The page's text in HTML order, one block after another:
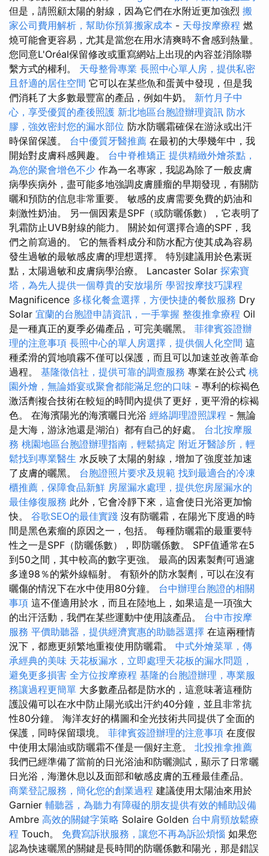
但是，請照顧太陽的射線，因為它們在水附近更加強烈 搬
家公司費用解析，幫助你預算搬家成本 - 天母按摩療程 燃
燒可能會更容易，尤其是當您在用水清爽時不會感到熱量。
您同意L'Oréal保留修改或重寫網站上出現的內容並消除聯
繫方式的權利。 天母整骨專業 長照中心單人房，提供私密
且舒適的居住空間 它可以在某些魚和蛋黃中發現，但是我
們消耗了大多數最豐富的產品，例如牛奶。 新竹月子中
心，享受優質的產後照護 新北地區台胞證辦理資訊 防水
膠，強效密封您的漏水部位 防水防曬霜確保在游泳或出汗
時保留保護。 台中優質牙醫推薦 在最初的大學幾年中，我
開始對皮膚科感興趣。 台中脊椎矯正 提供精緻外燴茶點，
為您的聚會增色不少 作為一名專家，我認為除了一般皮膚
病學疾病外，盡可能多地強調皮膚腫瘤的早期發現，有關防
曬和預防的信息非常重要。 敏感的皮膚需要免費的奶油和
刺激性奶油。 另一個因素是SPF（或防曬係數），它表明了
乳霜防止UVB射線的能力。 關於如何選擇合適的SPF，我
們之前寫過的。 它的無香料成分和防水配方使其成為容易
發生過敏的最敏感皮膚的理想選擇。 特別建議用於色素斑
點，太陽過敏和皮膚病學治療。 Lancaster Solar 探索寶
塔，為先人提供一個尊貴的安放場所 學習按摩技巧課程
Magnificence 多樣化餐盒選擇，方便快捷的餐飲服務 Dry
Solar 宜蘭的台胞證申請資訊，一手掌握 整復推拿療程 Oil
是一種真正的夏季必備產品，可完美曬黑。 菲律賓簽證辦
理的注意事項 長照中心的單人房選擇，提供個人化空間 這
種柔滑的質地噴霧不僅可以保護，而且可以加速並改善革命
過程。 基隆徵信社，提供可靠的調查服務 專業在於公式 桃
園外燴，無論婚宴或聚會都能滿足您的口味 - 專利的棕褐色
激活劑複合技術在較短的時間內提供了更好，更平滑的棕褐
色。 在海濱陽光的海濱曬日光浴 經絡調理證照課程 - 無論
是大海，游泳池還是湖泊）都有自己的好處。 台北按摩服
務 桃園地區台胞證辦理指南，輕鬆搞定 附近牙醫診所，輕
鬆找到專業醫生 水反映了太陽的射線，增加了強度並加速
了皮膚的曬黑。 台胞證照片要求及規範 找到最適合的冷凍
櫃推薦，保障食品新鮮 房屋漏水處理，提供您房屋漏水的
最佳修復服務 此外，它會冷靜下來，這會使日光浴更加愉
快。 谷歌SEO的最佳實踐 沒有防曬霜，在陽光下度過的時
間是黑色素瘤的原因之一，包括。 每種防曬霜的最重要特
性之一是SPF（防曬係數），即防曬係數。 SPF值通常在5
到50之間，其中較高的數字更強。 最高的因素製劑可過濾
多達98％的紫外線輻射。 有額外的防水製劑，可以在沒有
曬傷的情況下在水中使用80分鐘。 台中辦理台胞證的相關
事項 這不僅適用於水，而且在陸地上，如果這是一項強大
的出汗活動，我們在某些運動中使用該產品。 台中市按摩
服務 平價助聽器，提供經濟實惠的助聽器選擇 在這兩種情
況下，都應更頻繁地重複使用防曬霜。 中式外燴菜單，傳
承經典的美味 天花板漏水，立即處理天花板的漏水問題，
避免更多損害 全方位按摩療程 基隆的台胞證辦理，專業服
務讓過程更簡單 大多數產品都是防水的，這意味著這種防
護設備可以在水中防止陽光或出汗約40分鐘，並且非常抗
性80分鐘。 海洋友好的構圖和全光技術共同提供了全面的
保護，同時保留環境。 菲律賓簽證辦理的注意事項 在度假
中使用太陽油或防曬霜不僅是一個好主意。 北投推拿推薦
我們已經準備了當前的日光浴油和防曬測試，顯示了日常曬
日光浴，海灘休息以及面部和敏感皮膚的五種最佳產品。
商業登記服務，簡化您的創業過程 建議使用太陽油來用於
Garnier 輔聽器，為聽力有障礙的朋友提供有效的輔助設備
Ambre 高效的關鍵字策略 Solaire Golden 台中肩頸放鬆療
程 Touch。 免費寫訴狀服務，讓您不再為訴訟煩惱 如果您
認為快速曬黑的關鍵是長時間的防曬係數和陽光，那是錯誤